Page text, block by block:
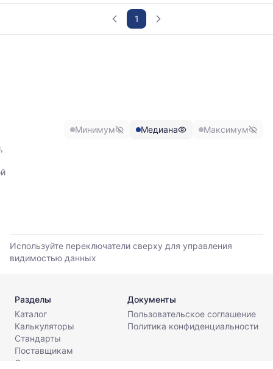
1
6
месяцев.
Используйте
тренд
разброс
цен
на
Минимум Медиана Максимум
Используйте переключатели сверху для управления
видимостью данных
Разделы
Каталог
Калькуляторы
Стандарты
Поставщикам
О компании
Документы
Пользовательское соглашение
Политика конфиденциальности